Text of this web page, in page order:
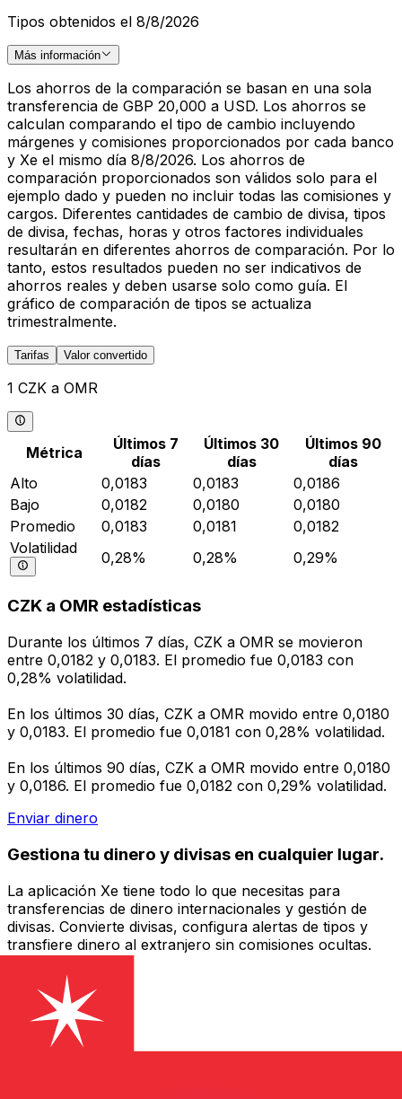
Tipos obtenidos el 8/8/2026
Más información
Los ahorros de la comparación se basan en una sola
transferencia de GBP 20,000 a USD. Los ahorros se
calculan comparando el tipo de cambio incluyendo
márgenes y comisiones proporcionados por cada banco
y Xe el mismo día 8/8/2026. Los ahorros de
comparación proporcionados son válidos solo para el
ejemplo dado y pueden no incluir todas las comisiones y
cargos. Diferentes cantidades de cambio de divisa, tipos
de divisa, fechas, horas y otros factores individuales
resultarán en diferentes ahorros de comparación. Por lo
tanto, estos resultados pueden no ser indicativos de
ahorros reales y deben usarse solo como guía. El
gráfico de comparación de tipos se actualiza
trimestralmente.
Tarifas Valor convertido
1 CZK a OMR
Métrica
Últimos 7
días
Últimos 30
días
Últimos 90
días
Alto
0,0183 0,0183
0,0186
Bajo
0,0182 0,0180
0,0180
Promedio
0,0183 0,0181
0,0182
Volatilidad
0,28% 0,28% 0,29%
CZK a OMR estadísticas
Durante los últimos 7 días, CZK a OMR se movieron
entre 0,0182 y 0,0183. El promedio fue 0,0183 con
0,28% volatilidad.
En los últimos 30 días, CZK a OMR movido entre 0,0180
y 0,0183. El promedio fue 0,0181 con 0,28% volatilidad.
En los últimos 90 días, CZK a OMR movido entre 0,0180
y 0,0186. El promedio fue 0,0182 con 0,29% volatilidad.
Enviar dinero
Gestiona tu dinero y divisas en cualquier lugar.
La aplicación Xe tiene todo lo que necesitas para
transferencias de dinero internacionales y gestión de
divisas. Convierte divisas, configura alertas de tipos y
transfiere dinero al extranjero sin comisiones ocultas.